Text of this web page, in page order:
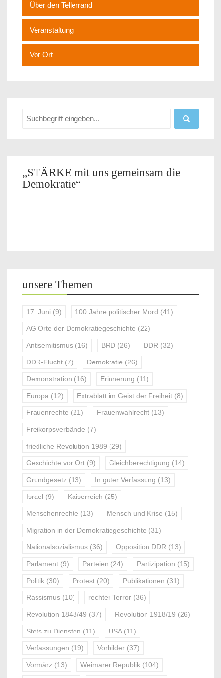
Über den Tellerrand
Veranstaltung
Vor Ort
„STÄRKE mit uns gemeinsam die
Demokratie“
unsere Themen
17. Juni (9) 100 Jahre politischer Mord (41)
AG Orte der Demokratiegeschichte (22)
Antisemitismus (16) BRD (26) DDR (32)
DDR-Flucht (7) Demokratie (26)
Demonstration (16) Erinnerung (11)
Europa (12) Extrablatt im Geist der Freiheit (8)
Frauenrechte (21) Frauenwahlrecht (13)
Freikorpsverbände (7)
friedliche Revolution 1989 (29)
Geschichte vor Ort (9) Gleichberechtigung (14)
Grundgesetz (13) In guter Verfassung (13)
Israel (9) Kaiserreich (25)
Menschenrechte (13) Mensch und Krise (15)
Migration in der Demokratiegeschichte (31)
Nationalsozialismus (36) Opposition DDR (13)
Parlament (9) Parteien (24) Partizipation (15)
Politik (30) Protest (20) Publikationen (31)
Rassismus (10) rechter Terror (36)
Revolution 1848/49 (37) Revolution 1918/19 (26)
Stets zu Diensten (11) USA(11)
Verfassungen (19) Vorbilder (37)
Vormärz (13) Weimarer Republik (104)